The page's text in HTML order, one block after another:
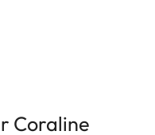
Coraline